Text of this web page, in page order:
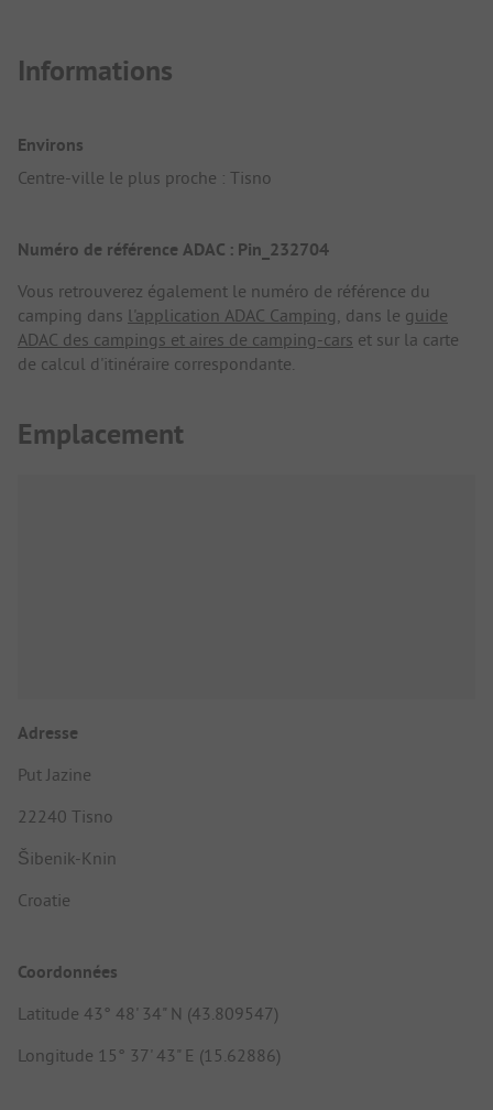
Informations
Environs
Centre-ville le plus proche : Tisno
Numéro de référence ADAC : Pin_232704
Vous retrouverez également le numéro de référence du
camping dans l'application ADAC Camping, dans le guide
ADAC des campings et aires de camping-cars et sur la carte
de calcul d'itinéraire correspondante.
Emplacement
Adresse
Put Jazine
22240 Tisno
Šibenik-Knin
Croatie
Coordonnées
Latitude 43° 48' 34" N (43.809547)
Longitude 15° 37' 43" E (15.62886)